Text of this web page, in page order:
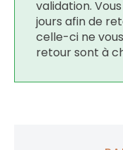
validation.
jours afin de
celle-ci ne
retour sont à